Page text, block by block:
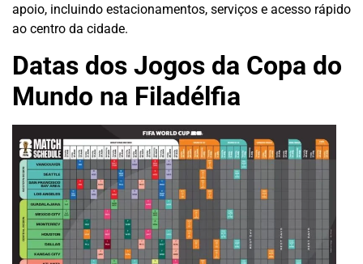
apoio, incluindo estacionamentos, serviços e acesso rápido
ao centro da cidade.
Datas dos Jogos da Copa do
Mundo na Filadélfia